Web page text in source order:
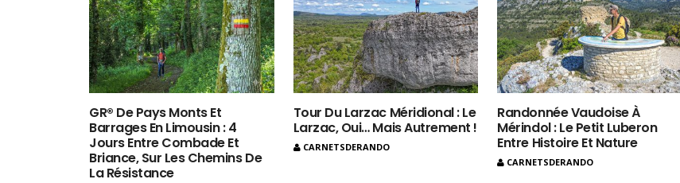
GR® De Pays Monts Et
Barrages En Limousin : 4
Jours Entre Combade Et
Briance, Sur Les Chemins De
La Résistance
Tour Du Larzac Méridional : Le
Larzac, Oui… Mais Autrement !
CARNETSDERANDO
Randonnée Vaudoise À
Mérindol : Le Petit Luberon
Entre Histoire Et Nature
CARNETSDERANDO